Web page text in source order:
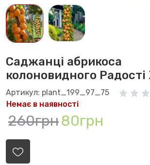
Саджанці абрикоса
колоновидного
Артикул: plant_199_97_75
Немає в наявності
260грн80грн